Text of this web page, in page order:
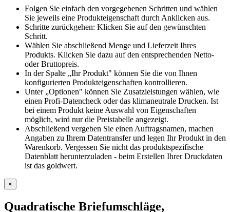
Folgen Sie einfach den vorgegebenen Schritten und wählen
Sie jeweils eine Produkteigenschaft durch Anklicken aus.
Schritte zurückgehen: Klicken Sie auf den gewünschten
Schritt.
Wählen Sie abschließend Menge und Lieferzeit Ihres
Produkts. Klicken Sie dazu auf den entsprechenden Netto-
oder Bruttopreis.
In der Spalte „Ihr Produkt" können Sie die von Ihnen
konfigurierten Produkteigenschaften kontrollieren.
Unter „Optionen" können Sie Zusatzleistungen wählen, wie
einen Profi-Datencheck oder das klimaneutrale Drucken. Ist
bei einem Produkt keine Auswahl von Eigenschaften
möglich, wird nur die Preistabelle angezeigt.
Abschließend vergeben Sie einen Auftragsnamen, machen
Angaben zu Ihrem Datentransfer und legen Ihr Produkt in den
Warenkorb. Vergessen Sie nicht das produktspezifische
Datenblatt herunterzuladen - beim Erstellen Ihrer Druckdaten
ist das goldwert.
×
Quadratische Briefumschläge,